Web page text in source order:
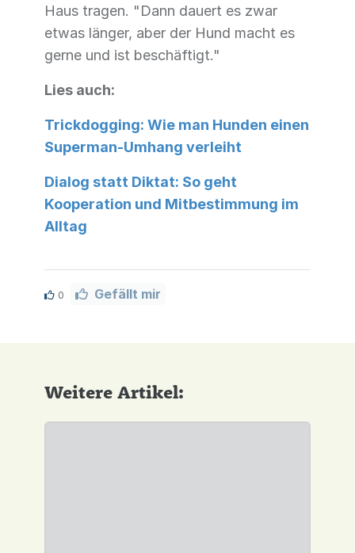
Haus tragen. "Dann dauert es zwar
etwas länger, aber der Hund macht es
gerne und ist beschäftigt."
Lies auch:
Trickdogging: Wie man Hunden einen
Superman-Umhang verleiht
Dialog statt Diktat: So geht
Kooperation und Mitbestimmung im
Alltag
0 Gefällt mir
Weitere Artikel: